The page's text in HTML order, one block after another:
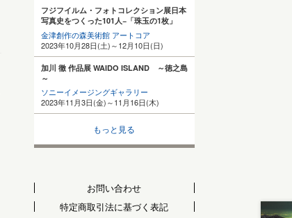
フジフイルム・フォトコレクション展日本
写真史をつくった101人−「珠玉の1枚」
金津創作の森美術館 アートコア
2023年10月28日(土)～12月10日(日)
加川 徹 作品展 WAIDO ISLAND ～徳之島
～
ソニーイメージングギャラリー
2023年11月3日(金)～11月16日(木)
もっと見る
お問い合わせ
特定商取引法に基づく表記